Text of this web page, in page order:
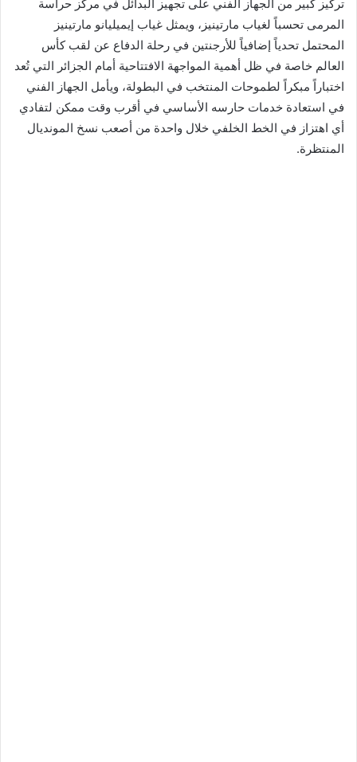
تركيز كبير من الجهاز الفني على تجهيز البدائل في مركز حراسة
المرمى تحسباً لغياب مارتينيز، ويمثل غياب إيميليانو مارتينيز
المحتمل تحدياً إضافياً للأرجنتين في رحلة الدفاع عن لقب كأس
العالم خاصة في ظل أهمية المواجهة الافتتاحية أمام الجزائر التي تُعد
اختباراً مبكراً لطموحات المنتخب في البطولة، ويأمل الجهاز الفني
في استعادة خدمات حارسه الأساسي في أقرب وقت ممكن لتفادي
أي اهتزاز في الخط الخلفي خلال واحدة من أصعب نسخ المونديال
المنتظرة.